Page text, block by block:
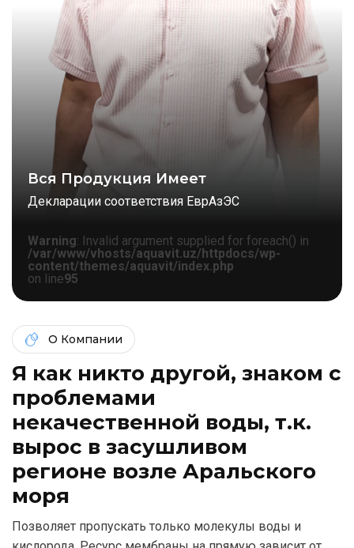
Вся Продукция Имеет
Декларации соответствия ЕврАзЭС
Warning: Invalid argument supplied for foreach() in
/var/www/vhosts/aquavit.uz/httpdocs/wp-
content/themes/aquavit/index.php
on line95
О Компании
Я как никто другой, знаком c
проблемами
некачественной воды, т.к.
вырос в засушливом
регионе возле Аральского
моря
Позволяет пропускать только молекулы воды и